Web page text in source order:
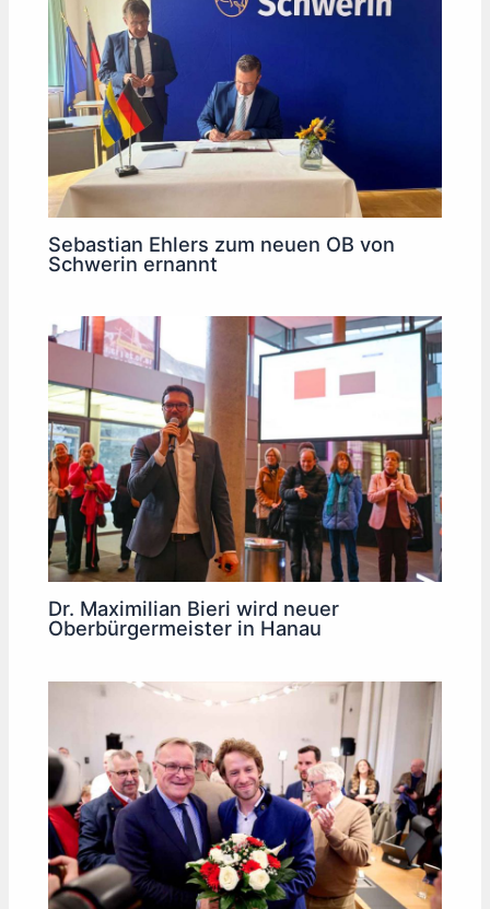
Sebastian Ehlers zum neuen OB von
Schwerin ernannt
Dr. Maximilian Bieri wird neuer
Oberbürgermeister in Hanau